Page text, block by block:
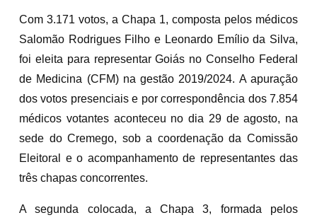
Com 3.171 votos, a Chapa 1, composta pelos médicos
Salomão Rodrigues Filho e Leonardo Emílio da Silva,
foi eleita para representar Goiás no Conselho Federal
de Medicina (CFM) na gestão 2019/2024. A apuração
dos votos presenciais e por correspondência dos 7.854
médicos votantes aconteceu no dia 29 de agosto, na
sede do Cremego, sob a coordenação da Comissão
Eleitoral e o acompanhamento de representantes das
três chapas concorrentes.
A segunda colocada, a Chapa 3, formada pelos